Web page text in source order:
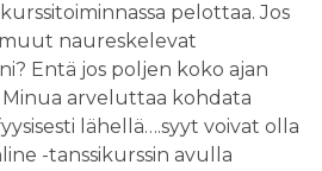
pelottaa. Jos
naureskelevat
Entä jos poljen koko ajan
Minua arveluttaa kohdata
lähellä….syyt voivat olla
-tanssikurssin avulla